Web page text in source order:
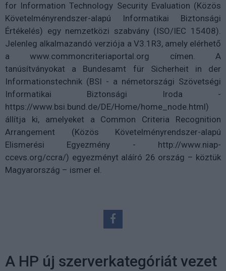
for Information Technology Security Evaluation (Közös
Követelményrendszer-alapú Informatikai Biztonsági
Értékelés) egy nemzetközi szabvány (ISO/IEC 15408).
Jelenleg alkalmazandó verziója a V3.1R3, amely elérhető
a www.commoncriteriaportal.org címen. A
tanúsítványokat a Bundesamt für Sicherheit in der
Informationstechnik (BSI - a németországi Szövetségi
Informatikai Biztonsági Iroda -
https://www.bsi.bund.de/DE/Home/home_node.html)
állítja ki, amelyeket a Common Criteria Recognition
Arrangement (Közös Követelményrendszer-alapú
Elismerési Egyezmény - http://www.niap-
ccevs.org/ccra/) egyezményt aláíró 26 ország – köztük
Magyarország – ismer el.
A HP új szerverkategóriát vezet